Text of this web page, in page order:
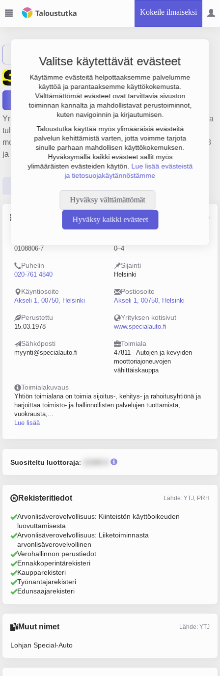
Kokeile ilmaiseksi
Valitse käytettävät evästeet
Käytämme evästeitä helpottaaksemme palvelumme
käyttöä ja parantaaksemme käyttökokemusta.
Välttämättömät evästeet ovat tarvittavia sivuston
toiminnan kannalta ja mahdollistavat perustoiminnot,
kuten navigoinnin ja kirjautumisen.
Taloustutka käyttää myös ylimääräisiä evästeitä
palvelun kehittämistä varten, jotta voimme tarjota
sinulle parhaan mahdollisen käyttökokemuksen.
Hyväksymällä kaikki evästeet sallit myös
ylimääräisten evästeiden käytön. Lue lisää evästeistä
ja tietosuojakäytännöstämme
Hyväksy välttämättömät
Hyväksy kaikki evästeet
Helsingin Special-Auto Oy
Raportit
Yrityksen Helsingin Special-Auto Oy liikevaihto on 4 000 € ja
tulos 12 000 €. Sen päätoimiala on Autojen ja kevyiden
moottoriajoneuvojen vähittäiskauppa, perustamisvuosi 1978
ja sijainti Helsinki. Yrityksen yhtiömuoto Osakeyhtiö (OY).
Lähde: YTJ, PRH, Traficom
0108806-7 0–4
Puhelin
020-761 4840
Sijainti
Helsinki
Käyntiosoite
Akseli 1, 00750, Helsinki
Postiosoite
Akseli 1, 00750, Helsinki
Perustettu
15.03.1978
Yrityksen kotisivut
www.specialauto.fi
Sähköposti
myynti@specialauto.fi
Toimiala
47811 - Autojen ja kevyiden
moottoriajoneuvojen
vähittäiskauppa
Toimialakuvaus
Yhtiön toimialana on toimia sijoitus-, kehitys- ja rahoitusyhtiönä ja
harjoittaa toimisto- ja hallinnollisten palvelujen tuottamista,
vuokrausta,...
Lue lisää
Suositeltu luottoraja:
Rekisteritiedot Lähde: YTJ, PRH
Arvonlisäverovelvollisuus: Kiinteistön käyttöoikeuden
luovuttamisesta
Arvonlisäverovelvollisuus: Liiketoiminnasta
arvonlisäverovelvollinen
Verohallinnon perustiedot
Ennakkoperintärekisteri
Kaupparekisteri
Työnantajarekisteri
Edunsaajarekisteri
Muut nimet Lähde: YTJ
Lohjan Special-Auto